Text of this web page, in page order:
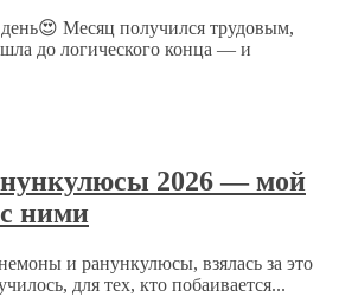
Месяц получился трудовым,
до логического конца — и
2026 — мой
ними
и ранункулюсы, взялась за это
для тех, кто побаивается...